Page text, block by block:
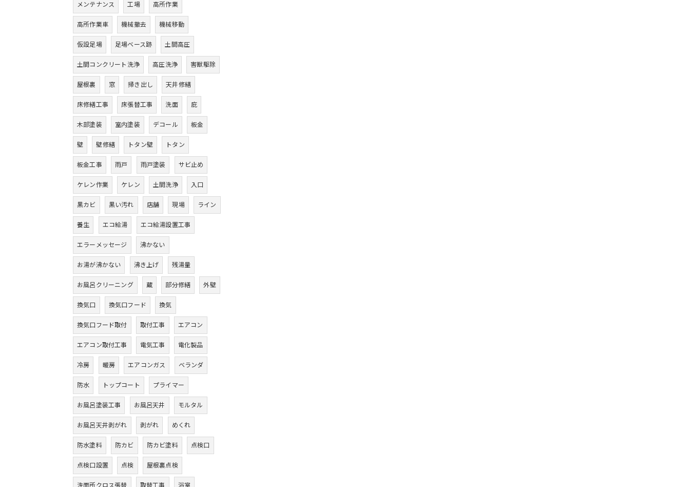
メンテナンス 工場 高所作業
高所作業車 機械撤去 機械移動
仮設足場 足場ベース跡 土間高圧
土間コンクリート洗浄 高圧洗浄 害獣駆除
屋根裏 窓 掃き出し 天井修繕
床修繕工事 床張替工事 洗面 庇
木部塗装 室内塗装 デコール 板金
壁 壁修繕 トタン壁 トタン
板金工事 雨戸 雨戸塗装 サビ止め
ケレン作業 ケレン 土間洗浄 入口
黒カビ 黒い汚れ 店舗 現場 ライン
養生 エコ給湯 エコ給湯設置工事
エラーメッセージ 沸かない
お湯が沸かない 沸き上げ 残湯量
お風呂クリーニング 蔵 部分修繕 外壁
換気口 換気口フード 換気
換気口フード取付 取付工事 エアコン
エアコン取付工事 電気工事 電化製品
冷房 暖房 エアコンガス ベランダ
防水 トップコート プライマー
お風呂塗装工事 お風呂天井 モルタル
お風呂天井剥がれ 剥がれ めくれ
防水塗料 防カビ 防カビ塗料 点検口
点検口設置 点検 屋根裏点検
洗面所クロス張替 取替工事 浴室